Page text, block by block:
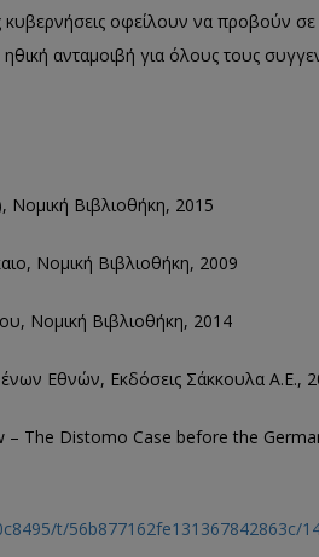
κυβερνήσεις οφείλουν να προβούν σε
ανταμοιβή για όλους τους συγ
Νομική Βιβλιοθήκη, 2015
Νομική Βιβλιοθήκη, 2009
Νομική Βιβλιοθήκη, 2014
Εθνών, Εκδόσεις Σάκκουλα Α.Ε.,
– The Distomo Case before the
t/56b877162fe131367842863c/